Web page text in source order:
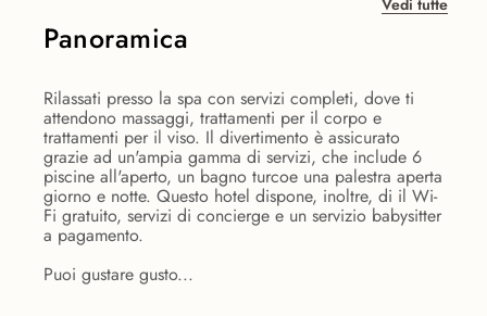
Vedi tutte
Panoramica
Rilassati presso la spa con servizi completi, dove ti
attendono massaggi, trattamenti per il corpo e
trattamenti per il viso. Il divertimento è assicurato
grazie ad un'ampia gamma di servizi, che include 6
piscine all'aperto, un bagno turcoe una palestra aperta
giorno e notte. Questo hotel dispone, inoltre, di il Wi-
Fi gratuito, servizi di concierge e un servizio babysitter
a pagamento.
Puoi gustare gusto...